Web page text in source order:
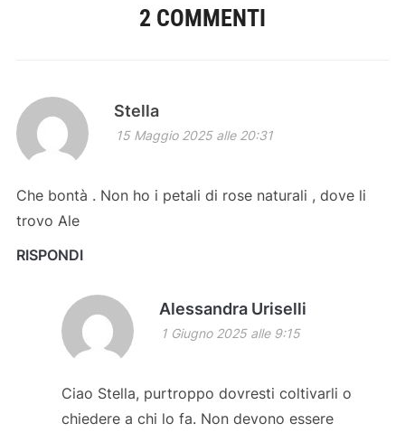
2 COMMENTI
Stella
15 Maggio 2025 alle 20:31
Che bontà . Non ho i petali di rose naturali , dove li
trovo Ale
RISPONDI
Alessandra Uriselli
1 Giugno 2025 alle 9:15
Ciao Stella, purtroppo dovresti coltivarli o
chiedere a chi lo fa. Non devono essere